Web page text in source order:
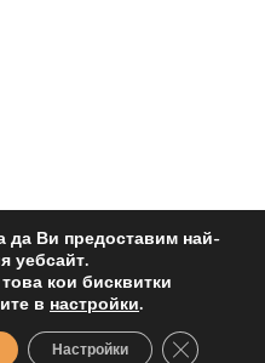
Бургас
да Ви предоставим най-
уебсайт.
кои бисквитки
в настройки.
Настройки Close